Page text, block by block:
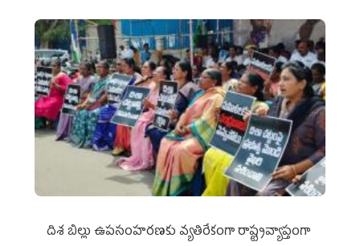
దిశ బిల్లు ఉపసంహరణకు వ్యతిరేకంగా రాష్ట్రవ్యాప్తంగా